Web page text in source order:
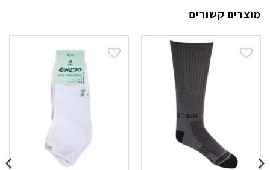
מוצרים קשורים